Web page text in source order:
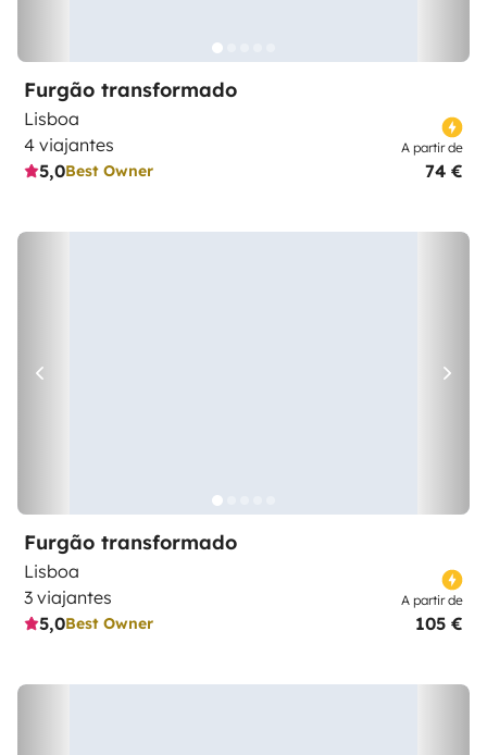
Furgão transformado
Lisboa
4 viajantes
5,0Best Owner
A partir de
74 €
Furgão transformado
Lisboa
3 viajantes
5,0Best Owner
A partir de
105 €